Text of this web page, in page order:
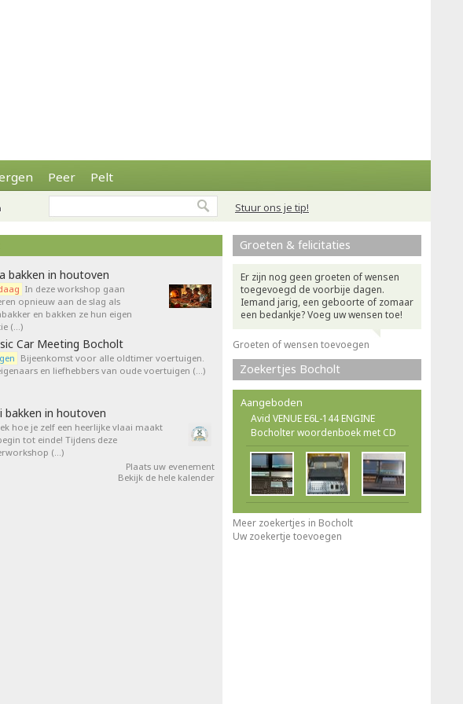
Peer Pelt
Stuur ons je tip!
bakken in houtoven
In deze workshop gaan
opnieuw aan de slag als
en bakken ze hun eigen
(…)
Car Meeting Bocholt
Bijeenkomst voor alle oldtimer voertuigen.
en liefhebbers van oude voertuigen (…)
bakken in houtoven
hoe je zelf een heerlijke vlaai maakt
tot einde! Tijdens deze
(…)
Plaats uw evenement
Bekijk de hele kalender
Groeten & felicitaties
Er zijn nog geen groeten of wensen
toegevoegd de voorbije dagen.
Iemand jarig, een geboorte of zomaar
een bedankje? Voeg uw wensen toe!
Groeten of wensen toevoegen
Zoekertjes Bocholt
Aangeboden
Avid VENUE E6L-144 ENGINE
Bocholter woordenboek met CD
Meer zoekertjes in Bocholt
Uw zoekertje toevoegen